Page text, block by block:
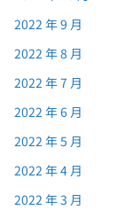
2022 年 9 月
2022 年 8 月
2022 年 7 月
2022 年 6 月
2022 年 5 月
2022 年 4 月
2022 年 3 月